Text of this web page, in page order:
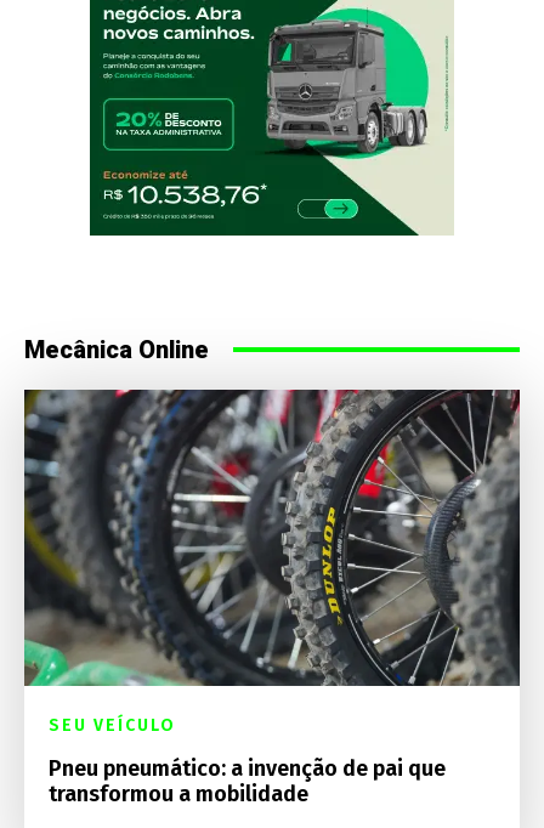
Mecânica Online
SEU VEÍCULO
Pneu pneumático: a invenção de pai que
transformou a mobilidade